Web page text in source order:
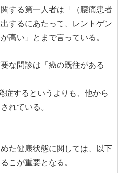
する第一人者は「（腰痛患者
するにあたって、レントゲン
高い」とまで言っている。
な問診は「癌の既往がある
症するというよりも、他から
れている。
た健康状態に関しては、以下
こが重要となる。